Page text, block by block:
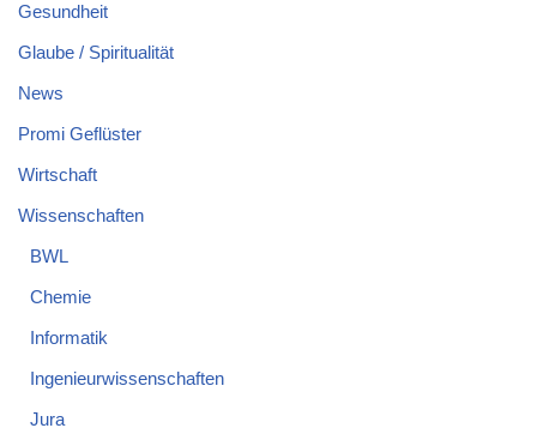
Gesundheit
Glaube / Spiritualität
News
Promi Geflüster
Wirtschaft
Wissenschaften
BWL
Chemie
Informatik
Ingenieurwissenschaften
Jura